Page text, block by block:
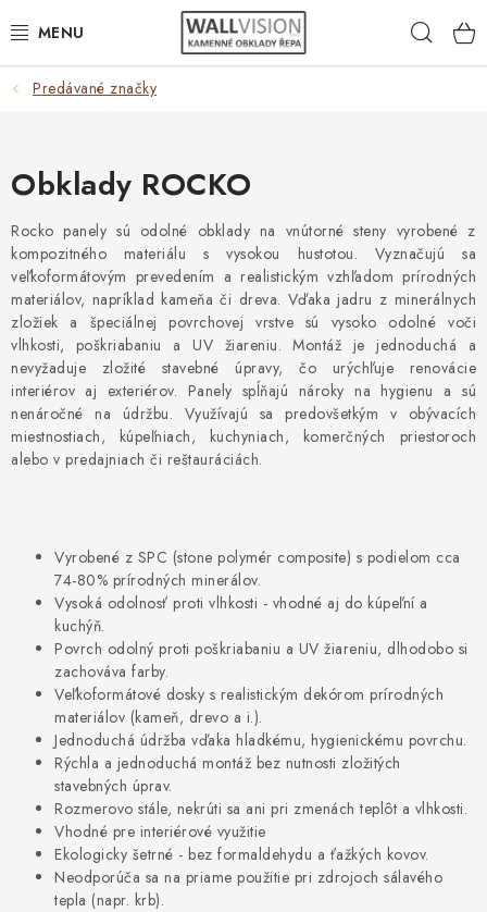
na
VÝBER PODĽA POUŽITIA
VÝBER PODĽA FARIEB
ČASTO HĽADÁTE
INŠPIRÁCIA
DLAŽBA
PLOTY
VZORKOVÉ OBKLADY
KONTAKT DOPRAVA A PLATBA
VZORKOVŇA
PRAKTICKÉ RADY
VZORKA
INŠPIRÁCIA
PREČO KÚPIŤ U NÁS?
Obchodné podmienky
Reklamačný poriadok GDPR
Predávané značky
Obklady ROCKO
Rocko panely sú odolné obklady na vnútorné steny vyrobené z
kompozitného materiálu s vysokou hustotou. Vyznačujú sa
veľkoformátovým prevedením a realistickým vzhľadom prírodných
materiálov, napríklad kameňa či dreva. Vďaka jadru z minerálnych
zložiek a špeciálnej povrchovej vrstve sú vysoko odolné voči
vlhkosti, poškriabaniu a UV žiareniu. Montáž je jednoduchá a
nevyžaduje zložité stavebné úpravy, čo urýchľuje renovácie
interiérov aj exteriérov. Panely spĺňajú nároky na hygienu a sú
nenáročné na údržbu. Využívajú sa predovšetkým v obývacích
miestnostiach, kúpeľniach, kuchyniach, komerčných priestoroch
alebo v predajniach či reštauráciách.
Vyrobené z SPC (stone polymér composite) s podielom cca
74-80% prírodných minerálov.
Vysoká odolnosť proti vlhkosti - vhodné aj do kúpeľní a
kuchýň.
Povrch odolný proti poškriabaniu a UV žiareniu, dlhodobo si
zachováva farby.
Veľkoformátové dosky s realistickým dekórom prírodných
materiálov (kameň, drevo a i.).
Jednoduchá údržba vďaka hladkému, hygienickému povrchu.
Rýchla a jednoduchá montáž bez nutnosti zložitých
stavebných úprav.
Rozmerovo stále, nekrúti sa ani pri zmenách teplôt a vlhkosti.
Vhodné pre interiérové ​​využitie
Ekologicky šetrné - bez formaldehydu a ťažkých kovov.
Neodporúča sa na priame použitie pri zdrojoch sálavého
tepla (napr. krb).